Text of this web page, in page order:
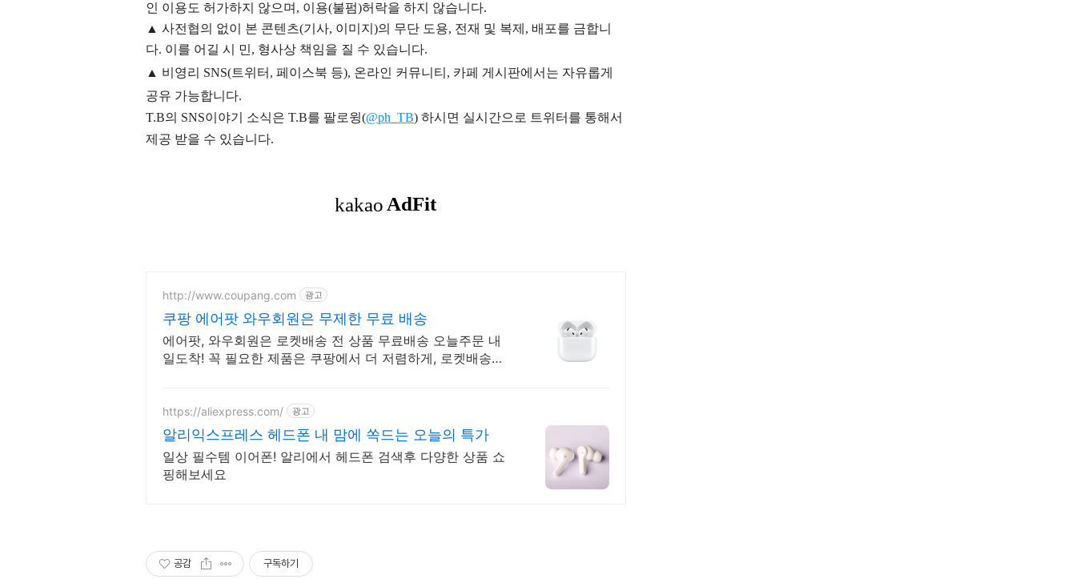
인 이용도 허가하지 않으며, 이용(불펌)허락을 하지 않습니다.
▲ 사전협의 없이 본 콘텐츠(기사, 이미지)의 무단 도용, 전재 및 복제, 배포를 금합니
다. 이를 어길 시 민, 형사상 책임을 질 수 있습니다.
▲ 비영리 SNS(트위터, 페이스북 등), 온라인 커뮤니티, 카페 게시판에서는 자유롭게
공유 가능합니다.
T.B의 SNS이야기 소식은 T.B를 팔로윙(@ph_TB) 하시면 실시간으로 트위터를 통해서
제공 받을 수 있습니다.
http://www.coupang.com 광고
쿠팡 에어팟 와우회원은 무제한 무료 배송
에어팟, 와우회원은 로켓배송 전 상품 무료배송 오늘주문 내
일도착! 꼭 필요한 제품은 쿠팡에서 더 저렴하게, 로켓배송으
https://aliexpress.com/ 광고
알리익스프레스 헤드폰 내 맘에 쏙드는 오늘의 특가
일상 필수템 이어폰! 알리에서 헤드폰 검색후 다양한 상품 쇼
핑해보세요
공감 구독하기